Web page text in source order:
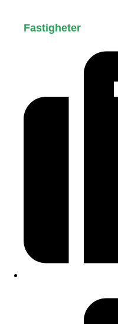
Fastigheter